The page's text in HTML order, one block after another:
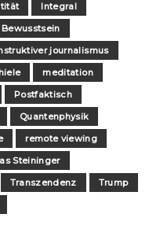
Integral
journalismus
meditation
Postfaktisch
Quantenphysik
remote viewing
Steininger
Transzendenz
Trump